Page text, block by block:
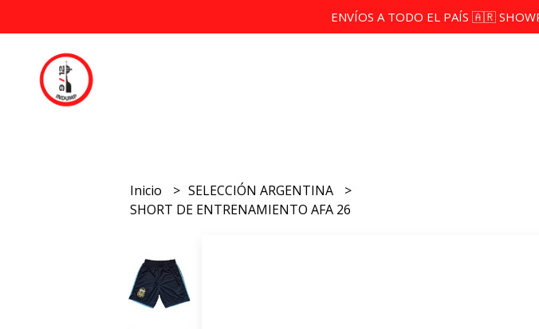
ENVÍOS A TODO EL PAÍS 🇦🇷
Inicio
SELECCIÓN ARGENTINA
SHORT DE ENTRENAMIENTO AFA 26